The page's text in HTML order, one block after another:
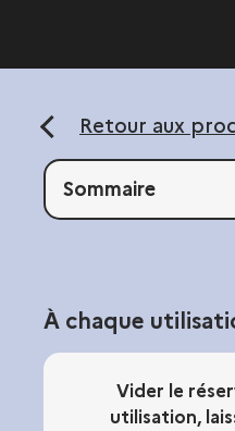
Retour aux
Sommaire
À chaque
Vider le
utilisation,